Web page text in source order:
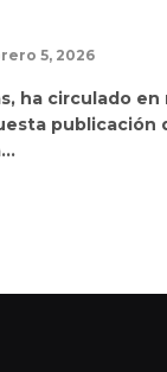
5, 2026
ha circulado en
publicación